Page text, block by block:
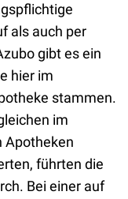
als auch per
gibt es ein
hier im
stammen.
im
Apotheken
führten die
Bei einer auf